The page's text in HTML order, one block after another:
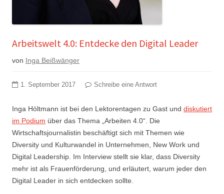
Arbeitswelt 4.0: Entdecke den Digital Leader
von Inga Beißwänger
1. September 2017 Schreibe eine Antwort
Inga Höltmann ist bei den Lektorentagen zu Gast und diskutiert
im Podium über das Thema „Arbeiten 4.0“. Die
Wirtschaftsjournalistin beschäftigt sich mit Themen wie
Diversity und Kulturwandel in Unternehmen, New Work und
Digital Leadership. Im Interview stellt sie klar, dass Diversity
mehr ist als Frauenförderung, und erläutert, warum jeder den
Digital Leader in sich entdecken sollte.